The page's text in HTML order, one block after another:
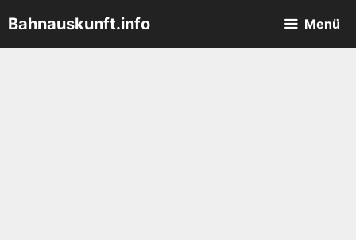
Inhalt
springen
Bahnauskunft.info Menü